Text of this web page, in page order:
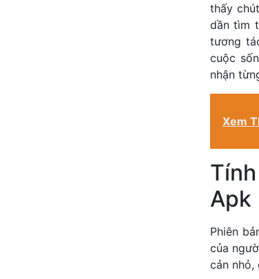
thấy
dần tìm
tương
cuộc
nhận
Xem
Apk
Phiên
của
cản